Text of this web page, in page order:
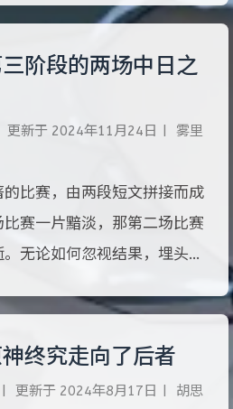
贫困的哲学》一书以后，就
人中间传播科学共产主义思
科学唯物主义的立场来阐明
物主义的核心观点进行了科
阶段的两场中日之
更新于 2024年11月24日
雾里
比赛，由两段短文拼接而成
赛一片黯淡，那第二场比赛
无论如何忽视结果，埋头关
发展三十年，直到大厦崩
的歌词早已写好。
终究走向了后者
更新于 2024年8月17日
胡思